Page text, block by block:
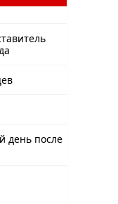
день после